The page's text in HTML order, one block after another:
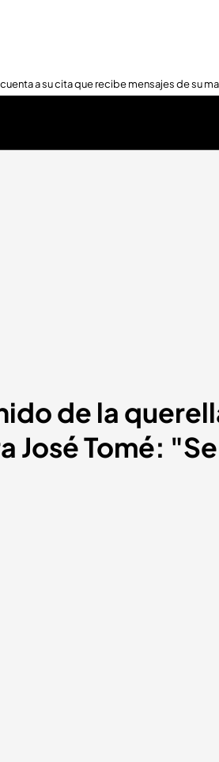
a su cita que recibe mensajes de su
de la
José Tomé: